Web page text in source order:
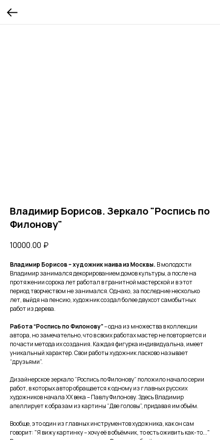
Владимир Борисов. Зеркало "Роспись по
Филонову"
10000.00 ₽
Владимир Борисов – художник наива из Москвы. В молодости
Владимир занимался декорированием домов культуры, а после на
протяжении сорока лет работал в гранитной мастерской и в этот
период творчеством не занимался. Однако, за последние несколько
лет, выйдя на пенсию, художник создал более двухсот самобытных
работ из дерева.
Работа “Роспись по Филонову”– одна из множества в коллекции
автора, но замечательно, что в своих работах мастер не повторяется и
по части метода их создания. Каждая фигурка индивидуальна, имеет
уникальный характер. Свои работы художник ласково называет
“друзьями”.
Дизайнерское зеркало “Роспись по Филонову” положило начало серии
работ, в которых автор обращается к одному из главных русских
художников начала ХХ века – Павлу Филонову. Здесь Владимир
апеллирует к образам из картины “Две головы”, придавая им объём.
Вообще, это один из главных инструментов художника, как он сам
говорит: "Я вижу картинку – хочу её в объёмчик, то есть оживить как-то..."